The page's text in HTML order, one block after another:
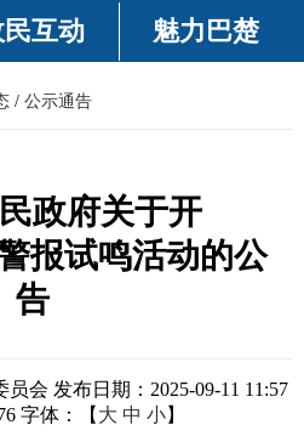
互动 魅力巴楚
/ 公示通告
政府关于开
报试鸣活动的公
告
员会 发布日期：2025-09-11 11:57
字体：【 大 中 小】